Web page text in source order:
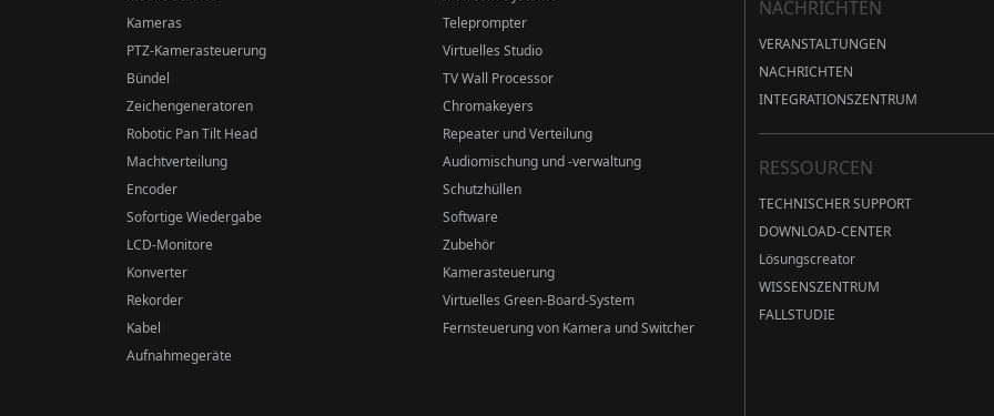
Kameras
PTZ-Kamerasteuerung
Bündel
Zeichengeneratoren
Robotic Pan Tilt Head
Machtverteilung
Encoder
Sofortige Wiedergabe
LCD-Monitore
Konverter
Rekorder
Kabel
Aufnahmegeräte
Teleprompter
Virtuelles Studio
TV Wall Processor
Chromakeyers
Repeater und Verteilung
Audiomischung und -verwaltung
Schutzhüllen
Software
Zubehör
Kamerasteuerung
Virtuelles Green-Board-System
Fernsteuerung von Kamera und Switcher
NACHRICHTEN
VERANSTALTUNGEN
NACHRICHTEN
INTEGRATIONSZENTRUM
RESSOURCEN
TECHNISCHER SUPPORT
DOWNLOAD-CENTER
Lösungscreator
WISSENSZENTRUM
FALLSTUDIE